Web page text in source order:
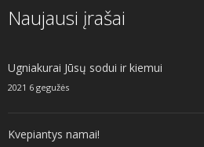
Naujausi įrašai
Ugniakurai Jūsų sodui ir kiemui
2021 6 gegužės
Kvepiantys namai!